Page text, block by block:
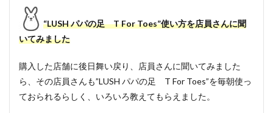
“LUSH パパの足 T For Toes”使い方を店員さんに聞
いてみました
購入した店舗に後日舞い戻り、店員さんに聞いてみました
ら、その店員さんも”LUSH パパの足 T For Toes”を毎朝使っ
ておられるらしく、いろいろ教えてもらえました。